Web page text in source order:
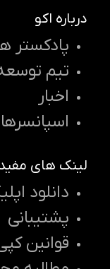
درباره اکو
پادکستر
تیم
اخبار
اسپانسرها
لینک های
دانلود
پشتیبانی
قوانین